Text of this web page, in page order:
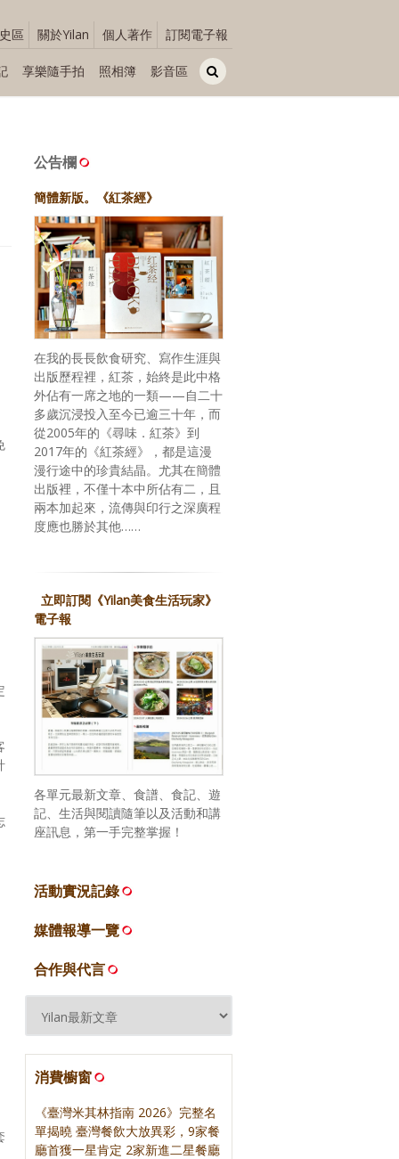
區 關於Yilan 個人著作 訂閱電子報
享樂隨手拍 照相簿 影音區
公告欄
簡體新版。《紅茶經》
在我的長長飲食研究、寫作生涯與
出版歷程裡，紅茶，始終是此中格
外佔有一席之地的一類——自二十
多歲沉浸投入至今已逾三十年，而
從2005年的《尋味．紅茶》到
2017年的《紅茶經》，都是這漫
漫行途中的珍貴結晶。尤其在簡體
出版裡，不僅十本中所佔有二，且
兩本加起來，流傳與印行之深廣程
度應也勝於其他……
立即訂閱《Yilan美食生活玩家》
電子報
各單元最新文章、食譜、食記、遊
記、生活與閱讀隨筆以及活動和講
座訊息，第一手完整掌握！
活動實況記錄
媒體報導一覽
合作與代言
消費櫥窗
《臺灣米其林指南 2026》完整名
單揭曉 臺灣餐飲大放異彩，9家餐
廳首獲一星肯定 2家新進二星餐廳